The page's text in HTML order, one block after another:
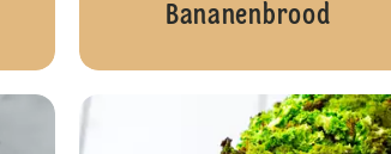
Bananenbrood